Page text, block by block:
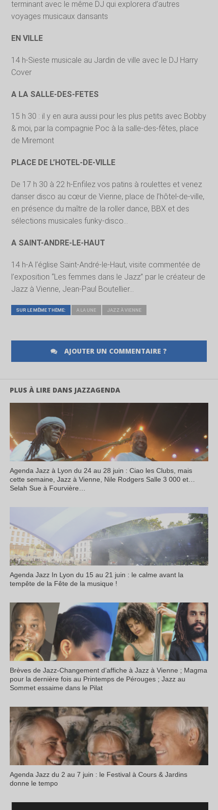
terminant avec le même DJ qui explorera d’autres
voyages musicaux dansants
EN VILLE
14 h-Sieste musicale au Jardin de ville avec le DJ Harry
Cover
A LA SALLE-DES-FETES
15 h 30 : il y en aura aussi pour les plus petits avec Bobby
& moi, par la compagnie Poc à la salle-des-fêtes, place
de Miremont
PLACE DE L’HOTEL-DE-VILLE
De 17 h 30 à 22 h-Enfilez vos patins à roulettes et venez
danser disco au cœur de Vienne, place de l’hôtel-de-ville,
en présence du maître de la roller dance, BBX et des
sélections musicales funky-disco…
A SAINT-ANDRE-LE-HAUT
14 h-A l’église Saint-André-le-Haut, visite commentée de
l’exposition “Les femmes dans le Jazz” par le créateur de
Jazz à Vienne, Jean-Paul Boutellier…
SUR LE MÊME THÈME: A LA UNE JAZZ À VIENNE
AJOUTER UN COMMENTAIRE ?
PLUS À LIRE DANS JAZZAGENDA
Agenda Jazz à Lyon du 24 au 28 juin : Ciao les Clubs, mais
cette semaine, Jazz à Vienne, Nile Rodgers Salle 3 000 et…
Selah Sue à Fourvière…
Agenda Jazz In Lyon du 15 au 21 juin : le calme avant la
tempête de la Fête de la musique !
Brèves de Jazz-Changement d’affiche à Jazz à Vienne ; Magma
pour la dernière fois au Printemps de Pérouges ; Jazz au
Sommet essaime dans le Pilat
Agenda Jazz du 2 au 7 juin : le Festival à Cours & Jardins
donne le tempo